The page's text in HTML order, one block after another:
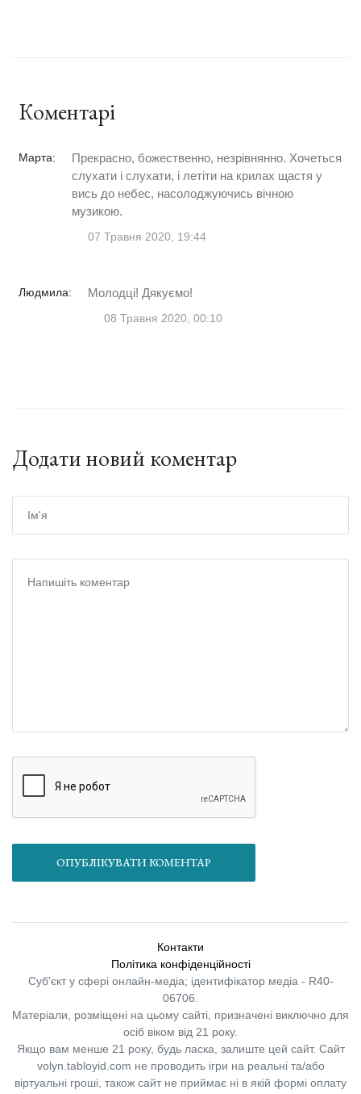
Коментарі
Марта:
Прекрасно, божественно, незрівнянно. Хочеться
слухати і слухати, і летіти на крилах щастя у
вись до небес, насолоджуючись вічною
музикою.
07 Травня 2020, 19:44
Людмила: Молодці! Дякуємо!
08 Травня 2020, 00:10
Додати новий коментар
ОПУБЛІКУВАТИ КОМЕНТАР
Контакти
Політика конфіденційності
Суб'єкт у сфері онлайн-медіа; ідентифікатор медіа - R40-
06706.
Матеріали, розміщені на цьому сайті, призначені виключно для
осіб віком від 21 року.
Якщо вам менше 21 року, будь ласка, залиште цей сайт. Сайт
volyn.tabloyid.com не проводить ігри на реальні та/або
віртуальні гроші, також сайт не приймає ні в якій формі оплату